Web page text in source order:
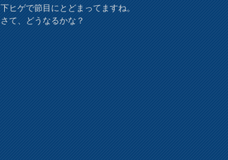
下ヒゲで節目にとどまってますね。
さて、どうなるかな？